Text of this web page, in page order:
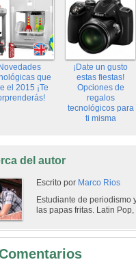
Novedades
que
el 2015 ¡Te
¡Date un gusto
estas fiestas!
Opciones de
regalos
tecnológicos para
ti misma
del autor
Escrito por Marco Rios
Estudiante de periodismo
las papas fritas. Latin